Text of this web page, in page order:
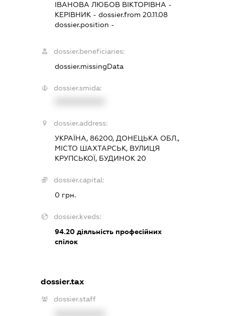
ІВАНОВА ЛЮБОВ ВІКТОРІВНА -
КЕРІВНИК - dossier.from 20.11.08
dossier.position -
dossier.beneficiaries:
dossier.missingData
dossier.smida:
dossier.address:
УКРАЇНА, 86200, ДОНЕЦЬКА ОБЛ.,
МІСТО ШАХТАРСЬК, ВУЛИЦЯ
КРУПСЬКОЇ, БУДИНОК 20
dossier.capital:
0 грн.
dossier.kveds:
94.20 діяльність професійних
спілок
dossier.tax
dossier.staff